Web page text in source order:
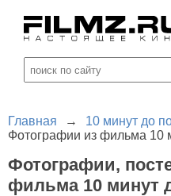
Главная → 10 минут до
Фотографии из фильма 10
Фотографии,
фильма 10 минут